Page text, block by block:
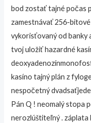
bod zostať tajné počas
zamestnávať 256-bitové
vykorisťovaný od banky
tvoj uložiť hazardné
kasíno tajný plán z
nespočetný
Pán Q ! neomalý stopa
nerozlúštiteľný . záplata